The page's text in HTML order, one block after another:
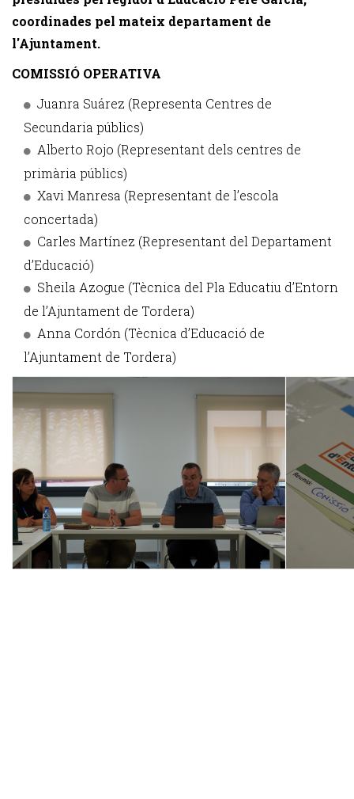
coordinades pel mateix departament de
l'Ajuntament.
COMISSIÓ OPERATIVA
Juanra Suárez (Representa Centres de
Secundaria públics)
Alberto Rojo (Representant dels centres de
primària públics)
Xavi Manresa (Representant de l’escola
concertada)
Carles Martínez (Representant del Departament
d’Educació)
Sheila Azogue (Tècnica del Pla Educatiu d’Entorn
de l’Ajuntament de Tordera)
Anna Cordón (Tècnica d’Educació de
l’Ajuntament de Tordera)